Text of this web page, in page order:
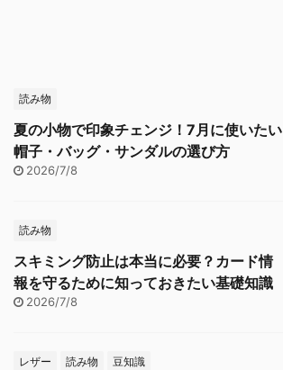
読み物
夏の小物で印象チェンジ！7月に使いたい
帽子・バッグ・サンダルの選び方
2026/7/8
読み物
スキミング防止は本当に必要？カード情
報を守るために知っておきたい基礎知識
2026/7/8
レザー 読み物 豆知識